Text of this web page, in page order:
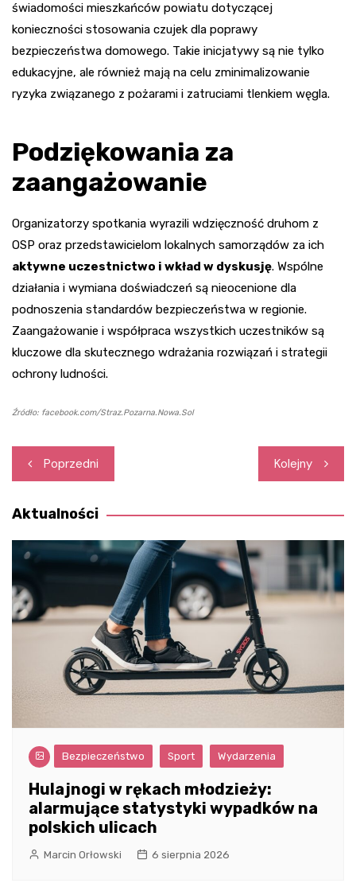
świadomości mieszkańców powiatu dotyczącej
konieczności stosowania czujek dla poprawy
bezpieczeństwa domowego. Takie inicjatywy są nie tylko
edukacyjne, ale również mają na celu zminimalizowanie
ryzyka związanego z pożarami i zatruciami tlenkiem węgla.
Podziękowania za
zaangażowanie
Organizatorzy spotkania wyrazili wdzięczność druhom z
OSP oraz przedstawicielom lokalnych samorządów za ich
aktywne uczestnictwo i wkład w dyskusję. Wspólne
działania i wymiana doświadczeń są nieocenione dla
podnoszenia standardów bezpieczeństwa w regionie.
Zaangażowanie i współpraca wszystkich uczestników są
kluczowe dla skutecznego wdrażania rozwiązań i strategii
ochrony ludności.
Źródło: facebook.com/Straz.Pozarna.Nowa.Sol
Nawigacja
wpisu
Poprzedni Kolejny
Aktualności
Bezpieczeństwo Sport Wydarzenia
Hulajnogi w rękach młodzieży:
alarmujące statystyki wypadków na
polskich ulicach
Marcin Orłowski 6 sierpnia 2026